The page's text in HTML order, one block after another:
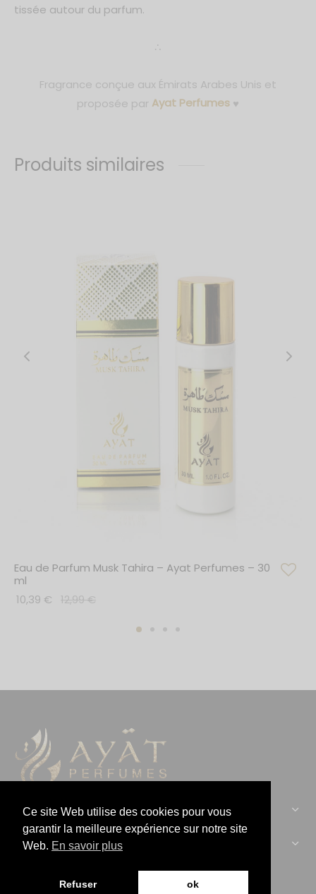
tissée autour du parfum.
∴
Fragrance conçue aux Émirats Arabes Unis et
proposée par Ayat Perfumes ♥
Produits similaires
Eau de Parfum Musk Tahira – Ayat Perfumes – 30
ml
10,39 € 12,99€
CONTACTEZ-NOUS :
AYAT PERFUMES :
Ce site Web utilise des cookies pour vous
garantir la meilleure expérience sur notre site
Web. En savoir plus
Refuser ok